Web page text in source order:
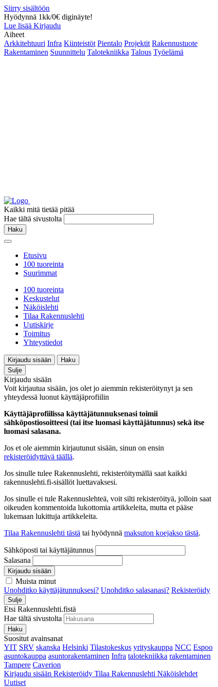
Siirry sisältöön
Hyödynnä 1kk/0€ diginäyte!
Lue lisää Kirjaudu
Aiheet
Arkkitehtuuri Infra Kiinteistöt Pientalo Projektit Rakennustuote
Rakentaminen Suunnittelu Talotekniikka Talous Työelämä
Kaikki mitä tietää pitää
Hae tältä sivustolta
Haku
Etusivu
100 tuoreinta
Suurimmat
100 tuoreinta
Keskustelut
Näköislehti
Tilaa Rakennuslehti
Uutiskirje
Toimitus
Yhteystiedot
Kirjaudu sisään
Haku
Sulje
Kirjaudu sisään
Voit kirjautua sisään, jos olet jo aiemmin rekisteröitynyt ja sen
yhteydessä luonut käyttäjäprofiilin
Käyttäjäprofiilissa käyttäjätunnuksenasi toimii
sähköpostiosoitteesi (tai itse luomasi käyttäjätunnus) sekä itse
luomasi salasana.
Jos et ole aiemmin kirjautunut sisään, sinun on ensin
rekisteröidyttävä täällä.
Jos sinulle tulee Rakennuslehti, rekisteröitymällä saat kaikki
rakennuslehti.fi-sisällöt luettavaksesi.
Jos sinulle ei tule Rakennuslehteä, voit silti rekisteröityä, jolloin saat
oikeuden kommentoida lukottomia artikkeleita, mutta et pääse
lukemaan lukittuja artikkeleita.
Tilaa Rakennuslehti tästä tai hyödynnä maksuton koejakso tästä.
Sähköposti tai käyttäjätunnus
Salasana
Kirjaudu sisään
Muista minut
Unohditko käyttäjätunnuksesi? Unohditko salasanasi? Rekisteröidy
Sulje
Etsi Rakennuslehti.fistä
Hae tältä sivustolta
Haku
Suositut avainsanat
YIT SRV skanska Helsinki Tilastokeskus yrityskauppa NCC Espoo
asuntokauppa asuntorakentaminen Infra talotekniikka rakentaminen
Tampere Caverion
Kirjaudu sisään Rekisteröidy Tilaa Rakennuslehti Näköislehdet
Uutiset